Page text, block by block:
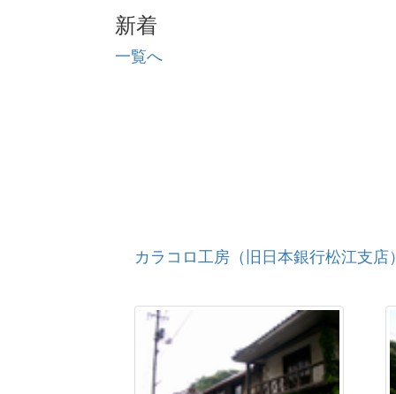
新着
一覧へ
カラコロ工房（旧日本銀行松江支店